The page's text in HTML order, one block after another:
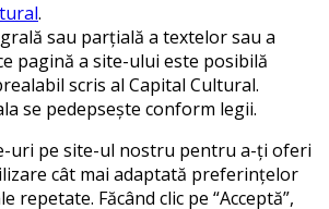
.
sau parțială a textelor sau a
pagină a site-ului este posibilă
scris al Capital Cultural.
se pedepsește conform legii.
uri pe site-ul nostru pentru a-ți oferi
cât mai adaptată preferințelor
repetate. Făcând clic pe “Acceptă”,